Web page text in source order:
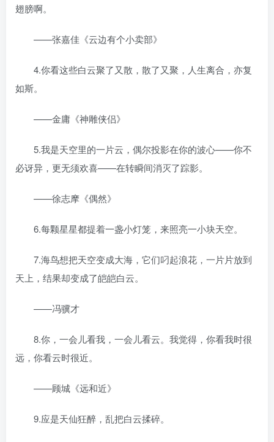
翅膀啊。
——张嘉佳《云边有个小卖部》
4.你看这些白云聚了又散，散了又聚，人生离合，亦复
如斯。
——金庸《神雕侠侣》
5.我是天空里的一片云，偶尔投影在你的波心——你不
必讶异，更无须欢喜——在转瞬间消灭了踪影。
——徐志摩《偶然》
6.每颗星星都提着一盏小灯笼，来照亮一小块天空。
7.海鸟想把天空变成大海，它们叼起浪花，一片片放到
天上，结果却变成了皑皑白云。
——冯骥才
8.你，一会儿看我，一会儿看云。我觉得，你看我时很
远，你看云时很近。
——顾城《远和近》
9.应是天仙狂醉，乱把白云揉碎。